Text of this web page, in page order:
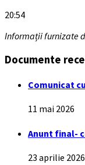
20:54
Informații furnizate
Documente
Comunicat
11 mai 2026
Anunt final-
23 aprilie 2026